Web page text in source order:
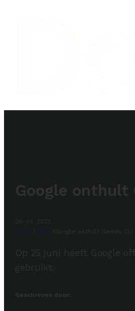
Google onthult
Google onthult Gemini CLI
Op 25 juni heeft Google
gebruikt.
Geschreven door: